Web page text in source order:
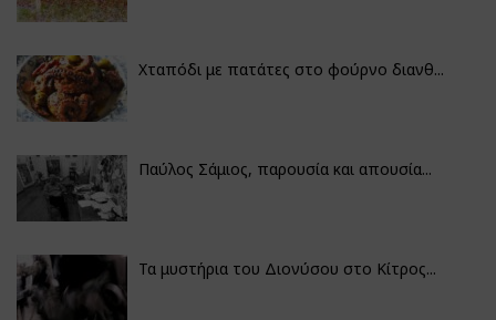
Χταπόδι με πατάτες στο φούρνο διανθ...
Παύλος Σάμιος, παρουσία και απουσία...
Τα μυστήρια του Διονύσου στο Κίτρος...